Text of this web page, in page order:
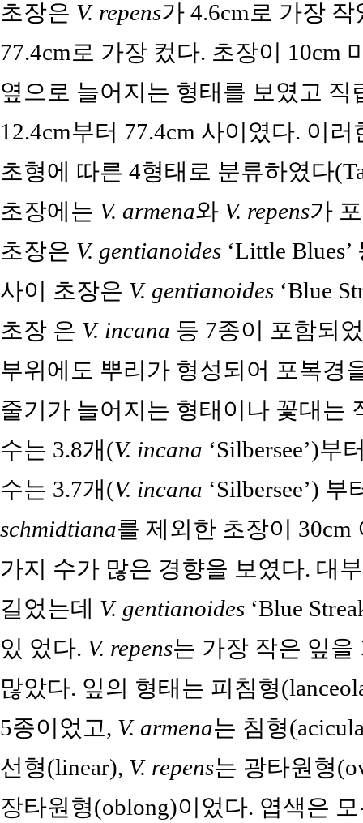
초장은 V. repens가 4.6cm로 가장
77.4cm로 가장 컸다. 초장이 10cm
옆으로 늘어지는 형태를 보였고 직
12.4cm부터 77.4cm 사이였다. 이
초형에 따른 4형태로 분류하였다
초장에는 V. armena와 V. repens가
초장은 V. gentianoides ‘Little
사이 초장은 V. gentianoides ‘Blue
초장 은 V. incana 등 7종이 포함되
부위에도 뿌리가 형성되어 포복경
줄기가 늘어지는 형태이나 꽃대는
수는 3.8개(V. incana ‘Silbersee’)부
수는 3.7개(V. incana ‘Silbersee’) 부
schmidtiana를 제외한 초장이
가지 수가 많은 경향을 보였다. 대
길었는데 V. gentianoides ‘Blue
있 었다. V. repens는 가장 작은 잎
많았다. 잎의 형태는 피침형
5종이었고, V. armena는 침형
선형(linear), V. repens는 광타원형
장타원형(oblong)이었다. 엽색은